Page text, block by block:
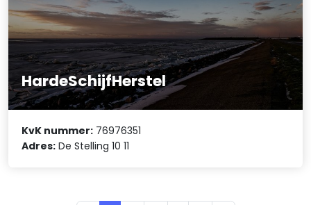
HardeSchijfHerstel
KvK nummer: 76976351
Adres: De Stelling 10 11